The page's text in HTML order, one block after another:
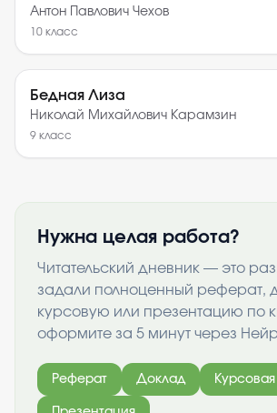
Антон Павлович Чехов
10 класс
Бедная Лиза
Николай Михайлович Карамзин
9 класс
Нужна целая работа?
Читательский дневник — это
задали полноценный реферат,
курсовую или презентацию по
оформите за 5 минут через
Реферат Доклад Курсовая